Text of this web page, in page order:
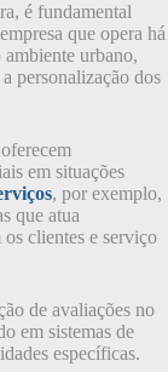
é fundamental
que opera há
ambiente urbano,
personalização dos
em situações
, por exemplo,
que atua
clientes e serviço
de avaliações no
em sistemas de
específicas.